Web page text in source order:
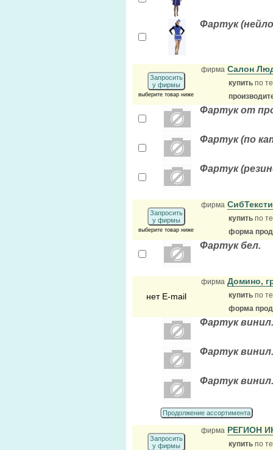
Фартук
Запросить
у фирмы
выберите товар ниже
фирма Салон
купить по
Фартук от
Фартук (по
Фартук
Запросить
у фирмы
выберите товар ниже
фирма
купить по
форма
Фартук бел.
нет E-mail
фирма Домино,
купить по
форма
Фартук
Фартук
Фартук
Продолжение ассортимента
Запросить
у фирмы
фирма РЕГИОН
купить по